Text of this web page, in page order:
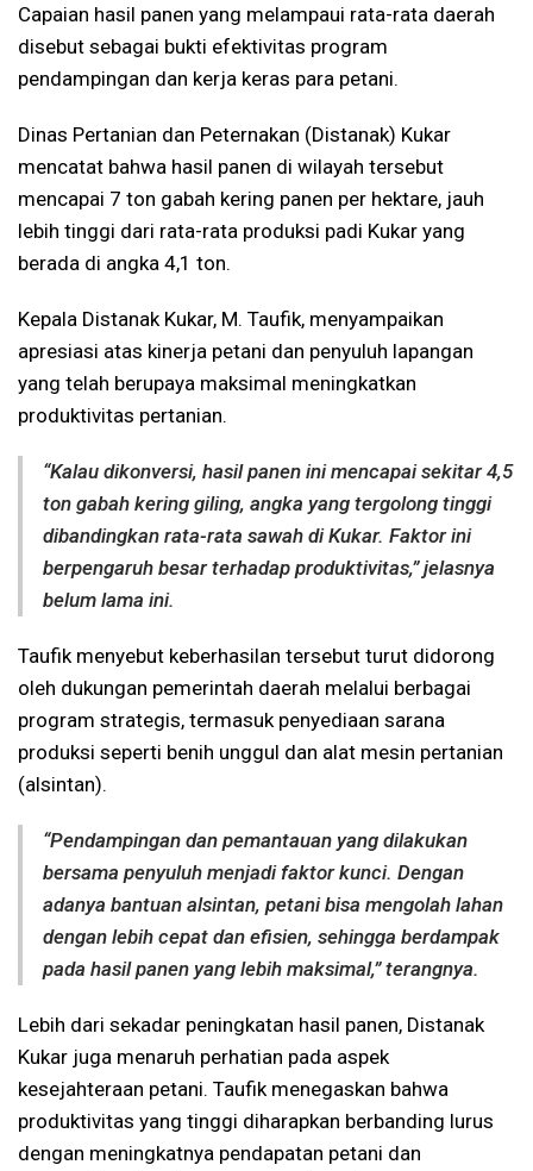
Capaian hasil panen yang melampaui rata-rata daerah
disebut sebagai bukti efektivitas program
pendampingan dan kerja keras para petani.
Dinas Pertanian dan Peternakan (Distanak) Kukar
mencatat bahwa hasil panen di wilayah tersebut
mencapai 7 ton gabah kering panen per hektare, jauh
lebih tinggi dari rata-rata produksi padi Kukar yang
berada di angka 4,1 ton.
Kepala Distanak Kukar, M. Taufik, menyampaikan
apresiasi atas kinerja petani dan penyuluh lapangan
yang telah berupaya maksimal meningkatkan
produktivitas pertanian.
“Kalau dikonversi, hasil panen ini mencapai sekitar 4,5
ton gabah kering giling, angka yang tergolong tinggi
dibandingkan rata-rata sawah di Kukar. Faktor ini
berpengaruh besar terhadap produktivitas,” jelasnya
belum lama ini.
Taufik menyebut keberhasilan tersebut turut didorong
oleh dukungan pemerintah daerah melalui berbagai
program strategis, termasuk penyediaan sarana
produksi seperti benih unggul dan alat mesin pertanian
(alsintan).
“Pendampingan dan pemantauan yang dilakukan
bersama penyuluh menjadi faktor kunci. Dengan
adanya bantuan alsintan, petani bisa mengolah lahan
dengan lebih cepat dan efisien, sehingga berdampak
pada hasil panen yang lebih maksimal,” terangnya.
Lebih dari sekadar peningkatan hasil panen, Distanak
Kukar juga menaruh perhatian pada aspek
kesejahteraan petani. Taufik menegaskan bahwa
produktivitas yang tinggi diharapkan berbanding lurus
dengan meningkatnya pendapatan petani dan